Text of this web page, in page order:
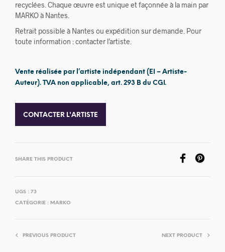
recyclées. Chaque œuvre est unique et façonnée à la main par
MARKO à Nantes.
Retrait possible à Nantes ou expédition sur demande. Pour
toute information : contacter l’artiste.
Vente réalisée par l’artiste indépendant (EI – Artiste-
Auteur). TVA non applicable, art. 293 B du CGI.
CONTACTER L'ARTISTE
SHARE THIS PRODUCT
UGS : 73
CATÉGORIE : MARKO
PREVIOUS PRODUCT NEXT PRODUCT